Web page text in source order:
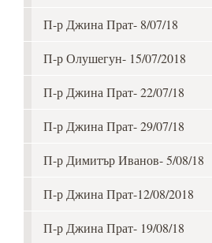
П-р Джина Прат- 8/07/18
П-р Олушегун- 15/07/2018
П-р Джина Прат- 22/07/18
П-р Джина Прат- 29/07/18
П-р Димитър Иванов- 5/08/18
П-р Джина Прат-12/08/2018
П-р Джина Прат- 19/08/18